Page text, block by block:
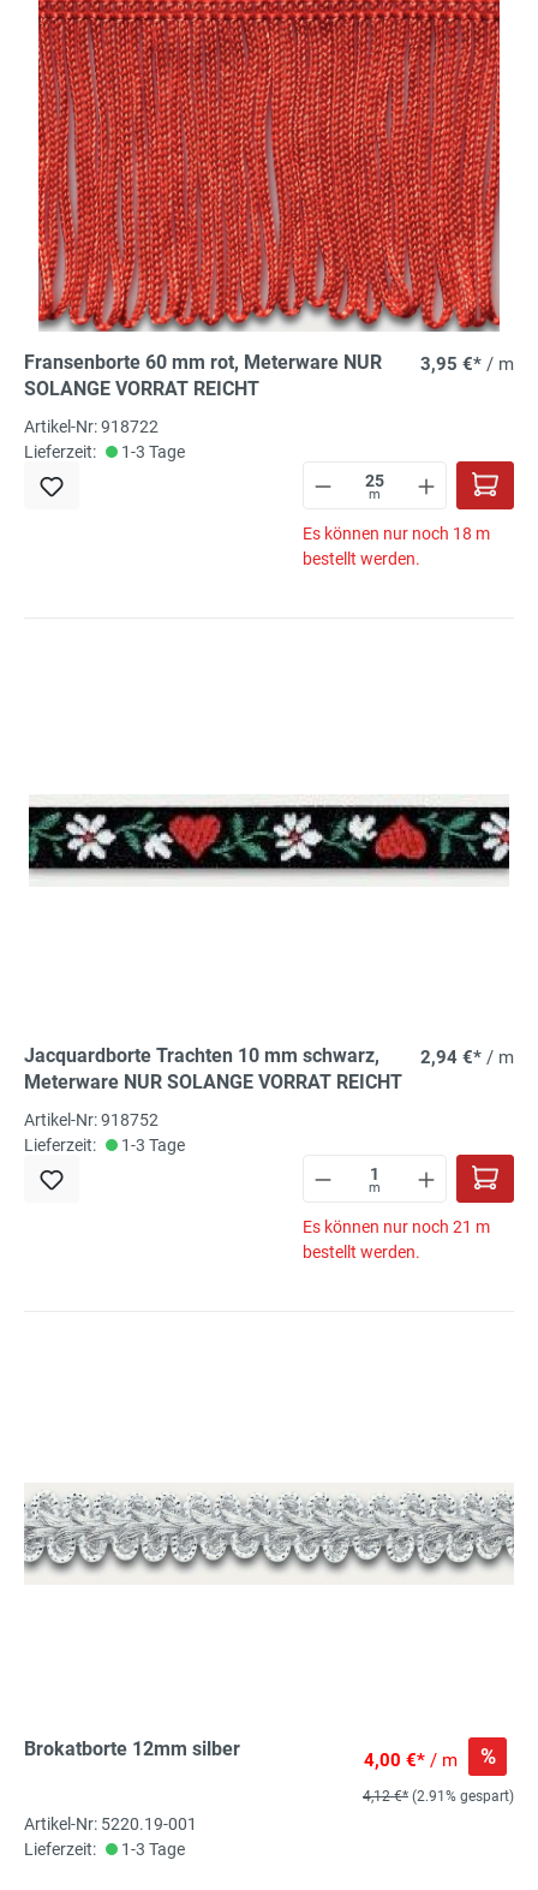
Fransenborte 60 mm rot, Meterware NUR
SOLANGE VORRAT REICHT
3,95 €* / m
Artikel-Nr: 918722
Lieferzeit:
1-3 Tage
m
Es können nur noch 18 m
bestellt werden.
Jacquardborte Trachten 10 mm schwarz,
Meterware NUR SOLANGE VORRAT REICHT
2,94 €* / m
Artikel-Nr: 918752
Lieferzeit:
1-3 Tage
m
Es können nur noch 21 m
bestellt werden.
Brokatborte 12mm silber 4,00 €* / m %
4,12 €* (2.91% gespart)
Artikel-Nr: 5220.19-001
Lieferzeit:
1-3 Tage